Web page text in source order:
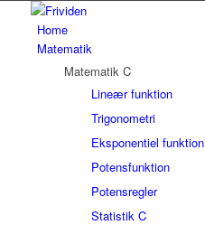
Home
Matematik
Matematik C
Lineær funktion
Trigonometri
Eksponentiel funktion
Potensfunktion
Potensregler
Statistik C